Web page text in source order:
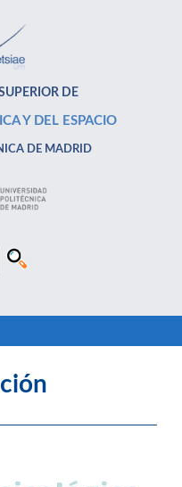
DE
Y DEL ESPACIO
DE MADRID